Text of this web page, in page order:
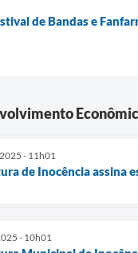
de Bandas e
- 11h01
de Inocência assina
- 10h01